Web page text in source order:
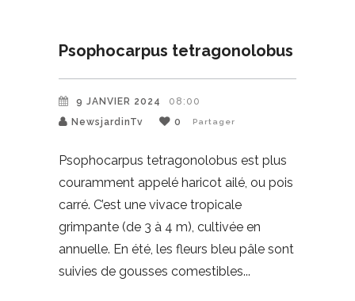
Psophocarpus tetragonolobus
9 JANVIER 2024
08:00
NewsjardinTv
0 Partager
Psophocarpus tetragonolobus est plus
couramment appelé haricot ailé, ou pois
carré. C’est une vivace tropicale
grimpante (de 3 à 4 m), cultivée en
annuelle. En été, les fleurs bleu pâle sont
suivies de gousses comestibles